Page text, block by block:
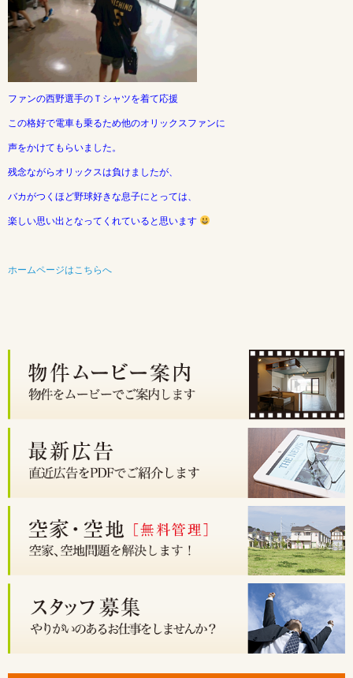
ファンの西野選手のＴシャツを着て応援
この格好で電車も乗るため他のオリックスファンに
声をかけてもらいました。
残念ながらオリックスは負けましたが、
バカがつくほど野球好きな息子にとっては、
楽しい思い出となってくれていると思います
ホームページはこちらへ